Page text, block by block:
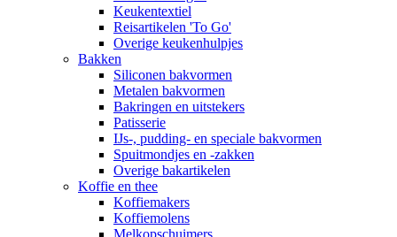
Keukentextiel
Reisartikelen 'To Go'
Overige keukenhulpjes
Bakken
Siliconen bakvormen
Metalen bakvormen
Bakringen en uitstekers
Patisserie
IJs-, pudding- en speciale bakvormen
Spuitmondjes en -zakken
Overige bakartikelen
Koffie en thee
Koffiemakers
Koffiemolens
Melkopschuimers